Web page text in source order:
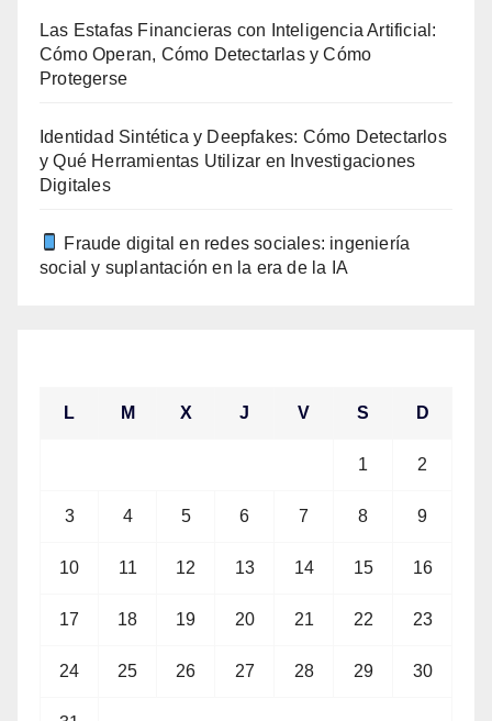
Las Estafas Financieras con Inteligencia Artificial:
Cómo Operan, Cómo Detectarlas y Cómo
Protegerse
Identidad Sintética y Deepfakes: Cómo Detectarlos
y Qué Herramientas Utilizar en Investigaciones
Digitales
Fraude digital en redes sociales: ingeniería
social y suplantación en la era de la IA
L M X J V S D
1 2
3 4 5 6 7 8 9
10 11 12 13 14 15 16
17 18 19 20 21 22 23
24 25 26 27 28 29 30